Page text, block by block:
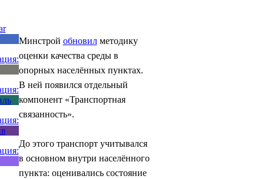
Минстрой обновилметодику
оценки качества среды в
опорных населённых пунктах.
В ней появился отдельный
компонент «Транспортная
связанность».
До этого транспорт учитывался
в основном внутри населённого
пункта: оценивались состояние